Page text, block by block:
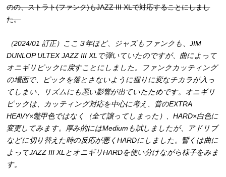
のの、ストラト(ファンク)もJAZZ III XLで対応することにしまし
た。
（2024/01 訂正）ここ３年ほど、ジャズもファンクも、JIM
DUNLOP ULTEX JAZZ III XLで弾いていたのですが、曲によって
オニギリピックに戻すことにしました。ファンクカッティング
の場面で、ピックを落とさないように握りに変なチカラが入っ
てしまい、リズムにも悪い影響が出ていたためです。オニギリ
ピックは、カッティング対応を中心に考え、昔のEXTRA
HEAVY×鼈甲色ではなく（全て譲ってしまった）、HARD×白色に
変更してみます。厚み的にはMediumも試しましたが、アドリブ
などに切り替えた時の反応が悪くHARDにしました。暫くは曲に
よってJAZZ III XLとオニギリHARDを使い分けながら様子をみま
す。